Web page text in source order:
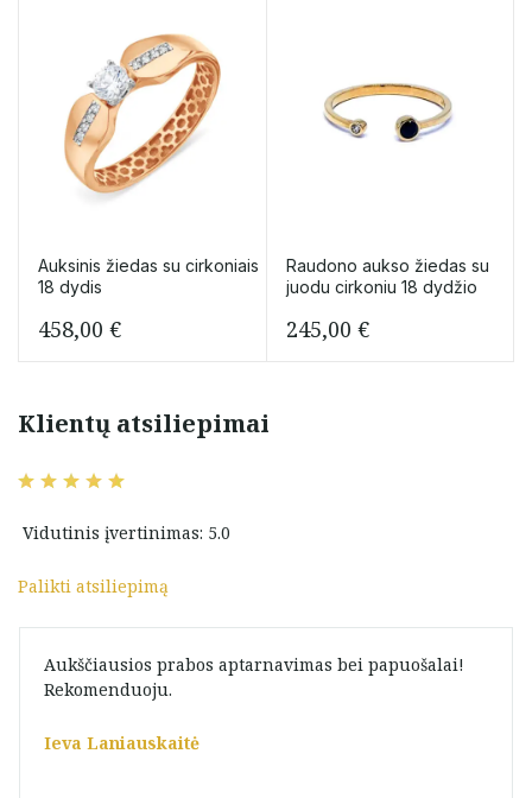
Auksinis žiedas su cirkoniais
18 dydis
458,00 €
Raudono aukso žiedas su
juodu cirkoniu 18 dydžio
245,00 €
Klientų atsiliepimai
Vidutinis įvertinimas: 5.0
Palikti atsiliepimą
Aukščiausios prabos aptarnavimas bei papuošalai!
Rekomenduoju.
Ieva Laniauskaitė